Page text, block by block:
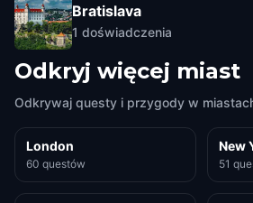
Bratislava
1 doświadczenia
Odkryj więcej miast
Odkrywaj questy i przygody w
London
60 questów
New
51